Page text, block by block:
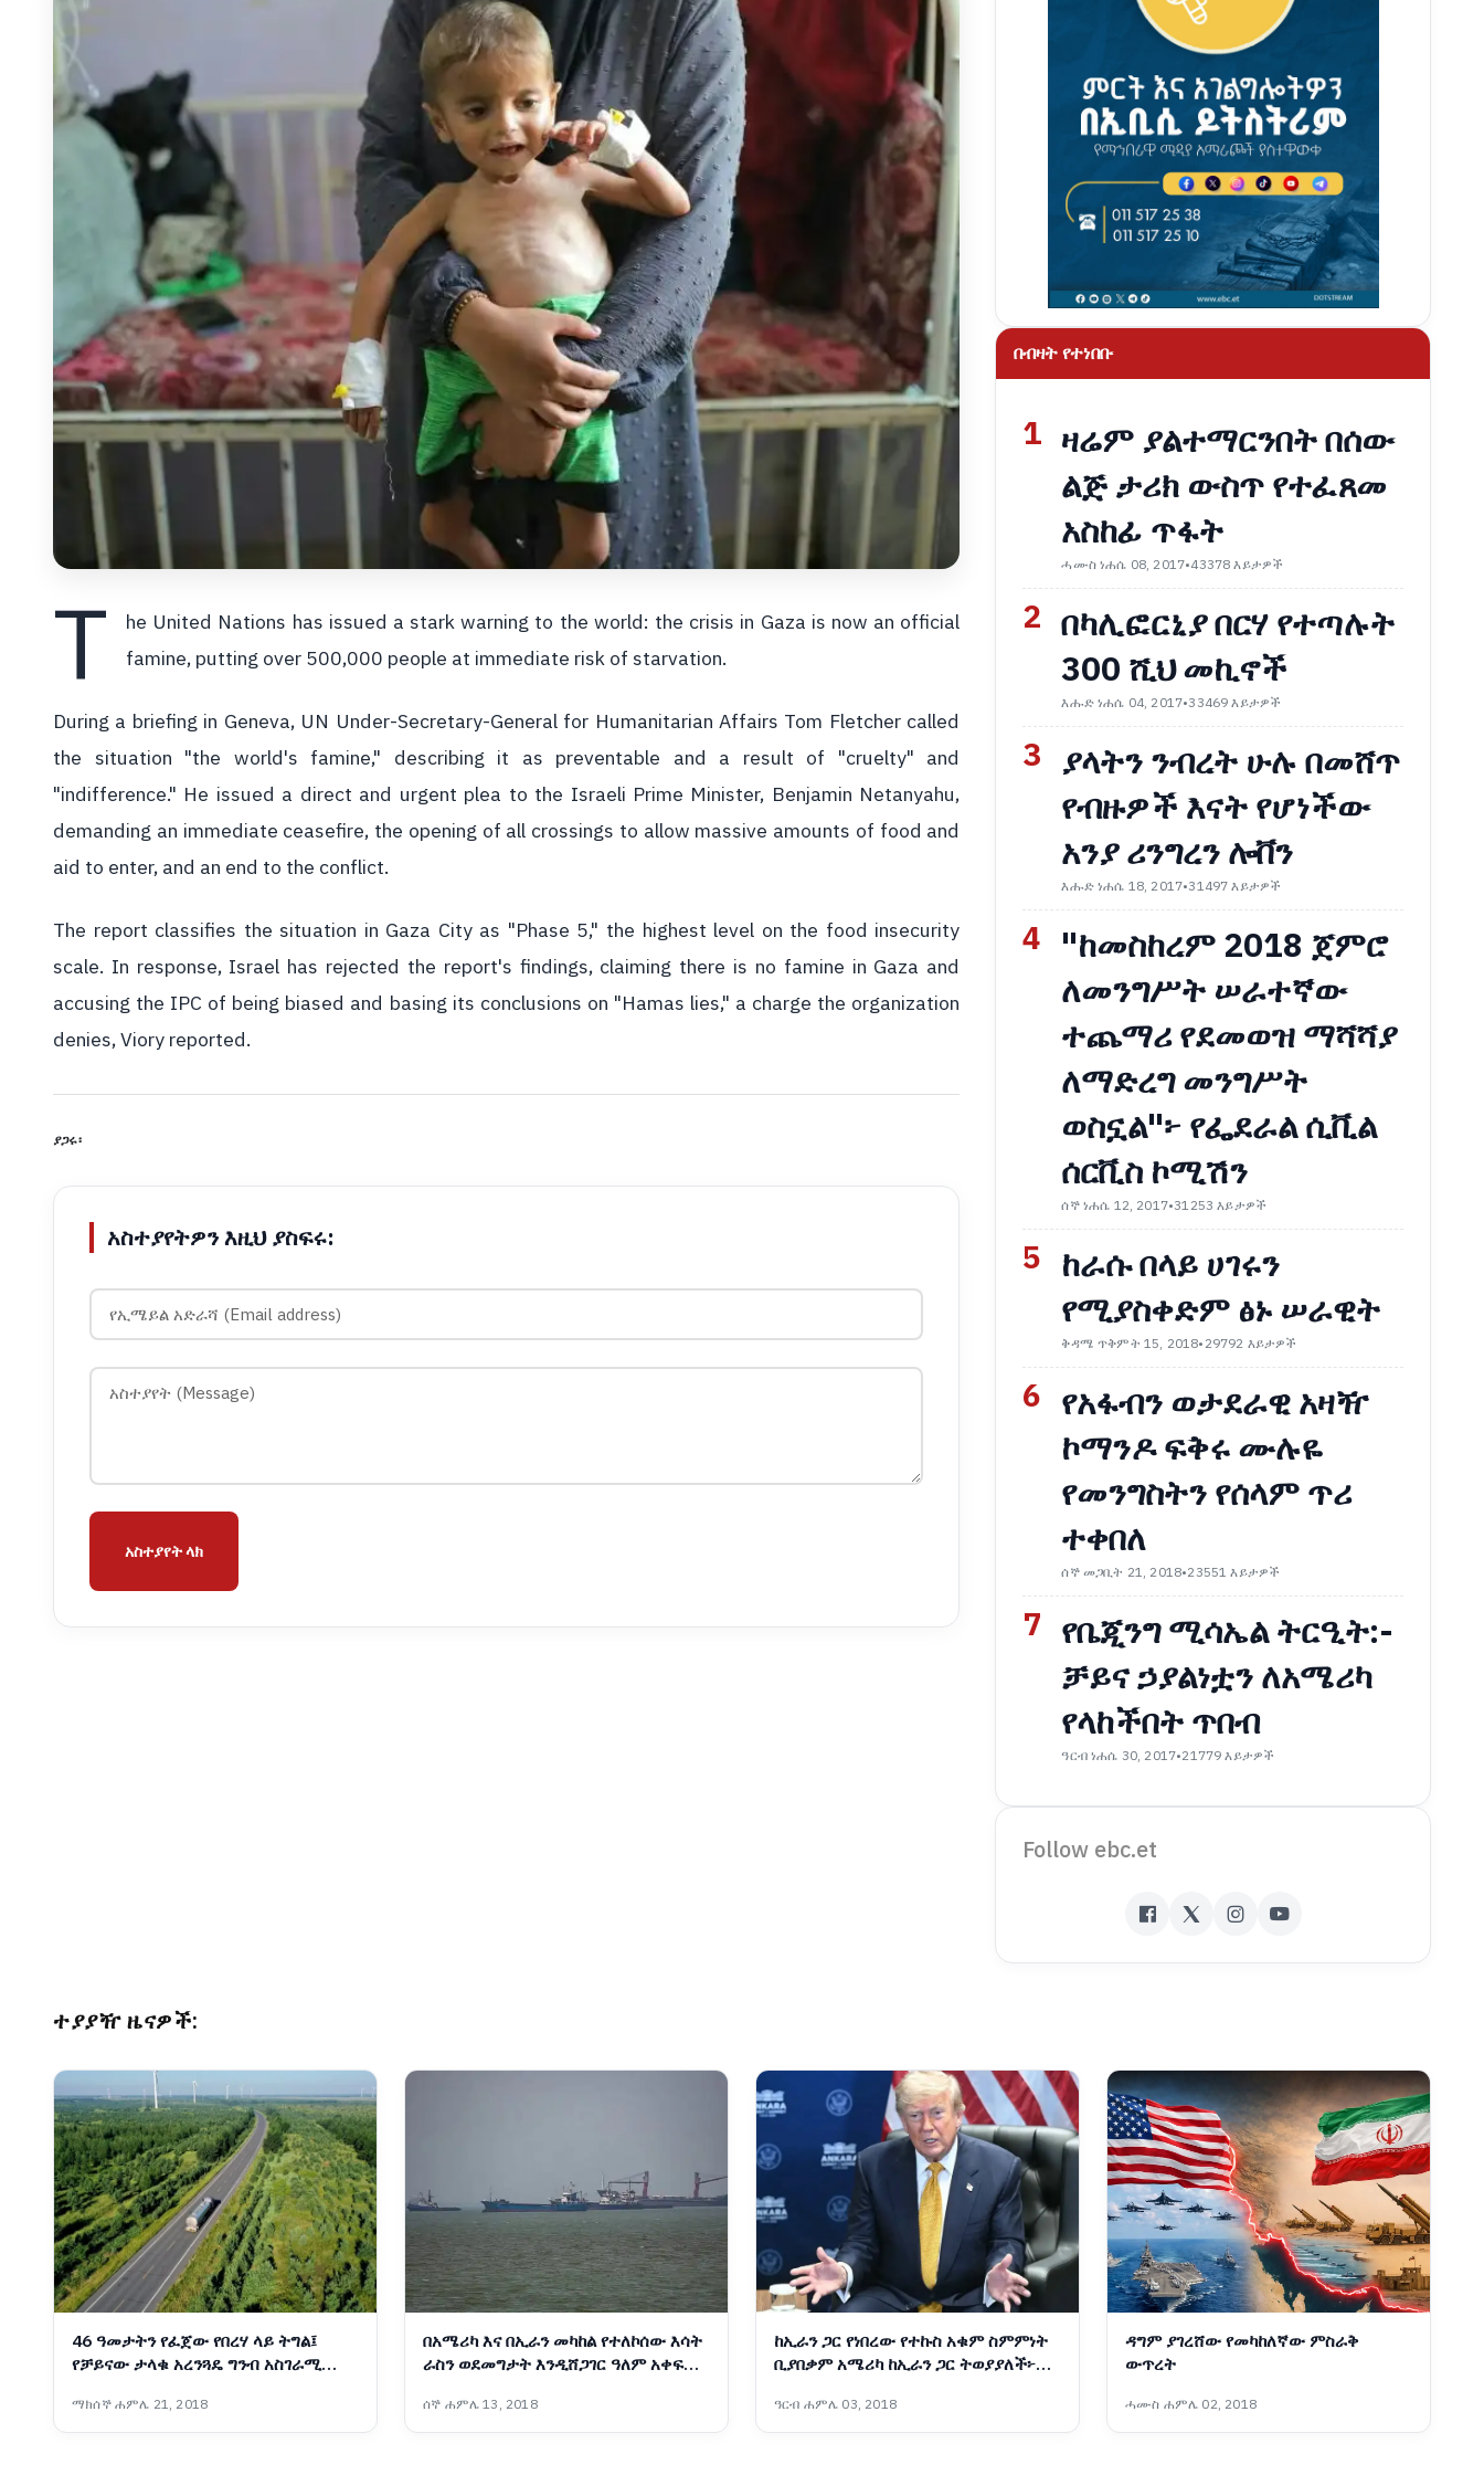
T
he United Nations has issued a stark warning to the world: the crisis in Gaza is now an official
famine, putting over 500,000 people at immediate risk of starvation.
During a briefing in Geneva, UN Under-Secretary-General for Humanitarian Affairs Tom Fletcher called
the situation "the world's famine," describing it as preventable and a result of "cruelty" and
"indifference." He issued a direct and urgent plea to the Israeli Prime Minister, Benjamin Netanyahu,
demanding an immediate ceasefire, the opening of all crossings to allow massive amounts of food and
aid to enter, and an end to the conflict.
The report classifies the situation in Gaza City as "Phase 5," the highest level on the food insecurity
scale. In response, Israel has rejected the report's findings, claiming there is no famine in Gaza and
accusing the IPC of being biased and basing its conclusions on "Hamas lies," a charge the organization
denies, Viory reported.
ያጋሩ፡
አስተያየትዎን እዚህ ያስፍሩ:
አስተያየት ላክ
በብዛት የተነበቡ
1 ዛሬም ያልተማርንበት በሰው
ልጅ ታሪክ ውስጥ የተፈጸመ
አስከፊ ጥፋት
ሓሙስ ነሐሴ 08, 2017•43378 እይታዎች
2 በካሊፎርኒያ በርሃ የተጣሉት
300 ሺህ መኪኖች
እሑድ ነሐሴ 04, 2017•33469 እይታዎች
3 ያላትን ንብረት ሁሉ በመሸጥ
የብዙዎች እናት የሆነችው
አንያ ሪንግረን ሎቨን
እሑድ ነሐሴ 18, 2017•31497 እይታዎች
4 "ከመስከረም 2018 ጀምሮ
ለመንግሥት ሠራተኛው
ተጨማሪ የደመወዝ ማሻሻያ
ለማድረግ መንግሥት
ወስኗል"፦ የፌደራል ሲቪል
ሰርቪስ ኮሚሽን
ሰኞ ነሐሴ 12, 2017•31253 እይታዎች
5 ከራሱ በላይ ሀገሩን
የሚያስቀድም ፅኑ ሠራዊት
ቅዳሜ ጥቅምት 15, 2018•29792 እይታዎች
6 የአፋብን ወታደራዊ አዛዥ
ኮማንዶ ፍቅሩ ሙሉዬ
የመንግስትን የሰላም ጥሪ
ተቀበለ
ሰኞ መጋቢት 21, 2018•23551 እይታዎች
7 የቤጂንግ ሚሳኤል ትርዒት:-
ቻይና ኃያልነቷን ለአሜሪካ
የላከችበት ጥበብ
ዓርብ ነሐሴ 30, 2017•21779 እይታዎች
Follow ebc.et
ተያያዥ ዜናዎች:
46 ዓመታትን የፈጀው የበረሃ ላይ ትግል፤
የቻይናው ታላቁ አረንጓዴ ግንብ አስገራሚ
ማክሰኞ ሐምሌ 21, 2018
በአሜሪካ እና በኢራን መካከል የተለኮሰው እሳት
ራስን ወደመግታት እንዲሸጋገር ዓለም አቀፍ
ሰኞ ሐምሌ 13, 2018
ከኢራን ጋር የነበረው የተኩስ አቁም ስምምነት
ቢያበቃም አሜሪካ ከኢራን ጋር ትወያያለች፦
ዓርብ ሐምሌ 03, 2018
ዳግም ያገረሸው የመካከለኛው ምስራቅ
ውጥረት
ሓሙስ ሐምሌ 02, 2018